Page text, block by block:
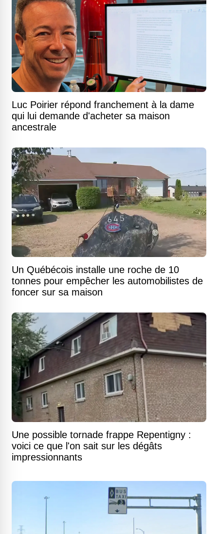
Luc Poirier répond franchement à la dame
qui lui demande d'acheter sa maison
ancestrale
Un Québécois installe une roche de 10
tonnes pour empêcher les automobilistes de
foncer sur sa maison
Une possible tornade frappe Repentigny :
voici ce que l'on sait sur les dégâts
impressionnants